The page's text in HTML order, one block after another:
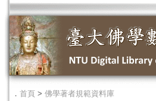
． 首頁 > 佛學著者規範資料庫